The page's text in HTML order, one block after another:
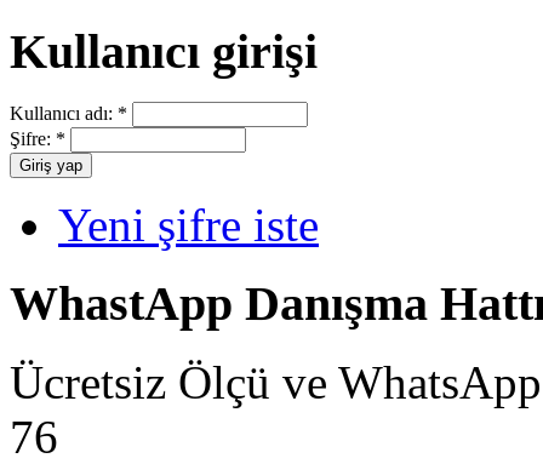
Kullanıcı girişi
Kullanıcı adı: *
Şifre: *
Yeni şifre iste
WhastApp Danışma
Ücretsiz Ölçü ve
76